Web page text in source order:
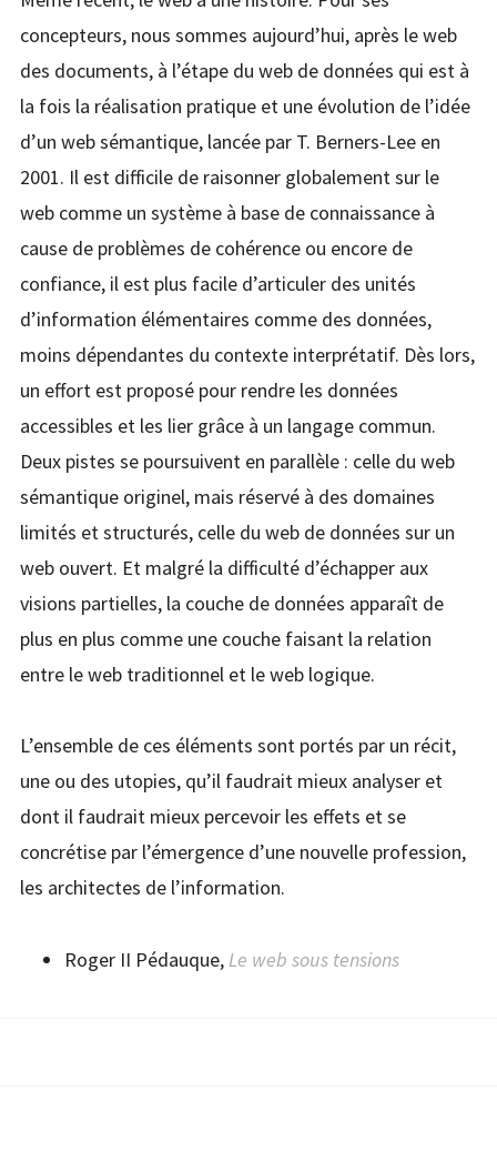
concepteurs, nous sommes aujourd’hui, après le web
des documents, à l’étape du web de données qui est à
la fois la réalisation pratique et une évolution de l’idée
d’un web sémantique, lancée par T. Berners-Lee en
2001. Il est difficile de raisonner globalement sur le
web comme un système à base de connaissance à
cause de problèmes de cohérence ou encore de
confiance, il est plus facile d’articuler des unités
d’information élémentaires comme des données,
moins dépendantes du contexte interprétatif. Dès lors,
un effort est proposé pour rendre les données
accessibles et les lier grâce à un langage commun.
Deux pistes se poursuivent en parallèle : celle du web
sémantique originel, mais réservé à des domaines
limités et structurés, celle du web de données sur un
web ouvert. Et malgré la difficulté d’échapper aux
visions partielles, la couche de données apparaît de
plus en plus comme une couche faisant la relation
entre le web traditionnel et le web logique.
L’ensemble de ces éléments sont portés par un récit,
une ou des utopies, qu’il faudrait mieux analyser et
dont il faudrait mieux percevoir les effets et se
concrétise par l’émergence d’une nouvelle profession,
les architectes de l’information.
Roger II Pédauque,Le web sous tensions